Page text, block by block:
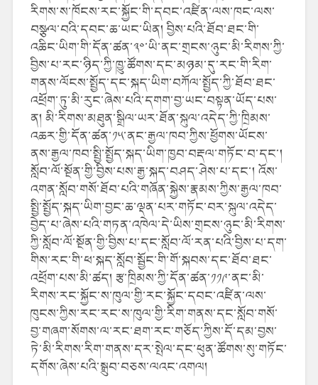
རིགས་ས་ཁོངས་རང་སྐྱོང་གི་དབང་འཛིན་ལས་ཁང་ལས་
བསྩལ་བའི་དབང་ཆ་ཡང་ཡིན། བྱིས་པའི་ཐོབ་ཐང་གི་
འཆིང་ཡིག་གི་དོན་ཚན་༣༠་ཡི་ནང་གྲངས་ཉུང་མི་རིགས་ཀྱི་
བྱིས་པ་རང་ཉིད་ཀྱི་ཁྱུ་ཚོགས་དང་མཉམ་དུ་རང་གི་རིག་
གནས་ལོངས་སྤྱོད་དང་སྐད་ཡིག་བཀོལ་སྤྱོད་ཀྱི་ཐོབ་ཐང་
འཕྲོག་ཏུ་མི་རུང་ཞེས་པའི་དགག་བྱ་ཡང་བསྟན་ཡོད་པས་
ན། མི་རིགས་མཐུན་སྒྲིལ་ཡར་ཐོན་སྐུལ་འདེད་ཀྱི་ཁྲིམས་
འཆར་གྱི་དོན་ཚན་༡༥་ནང་རྒྱལ་ཁབ་ཀྱིས་ཕྱོགས་ཡོངས་
ནས་རྒྱལ་ཁབ་སྤྱི་སྤྱོད་སྐད་ཡིག་ཁྱབ་བརྡལ་གཏོང་བ་དང་།
སློབ་ལོ་སྔོན་གྱི་བྱིས་པས་རྒྱ་སྐད་བཤད་ཤེས་པ་དང་། འོས་
འགན་སློབ་གསོ་ཐོབ་པའི་གཞོན་སྐྱེས་རྣམས་ཀྱིས་རྒྱལ་ཁབ་
སྤྱི་སྤྱོད་སྐད་ཡིག་བྱང་ཆ་ལྡན་པར་གཏོང་བར་སྐུལ་འདེད་
བྱེད་པ་ཞེས་པའི་གཏན་འཁེལ་དེ་ཡིས་གྲངས་ཉུང་མི་རིགས་
ཀྱི་སློབ་ལོ་སྔོན་གྱི་བྱིས་པ་དང་སློབ་ལོ་རན་པའི་བྱིས་པ་དག་
གིས་རང་གི་ཕ་སྐད་སློབ་སྦྱོང་གི་གོ་སྐབས་དང་ཐོབ་ཐང་
འཕྲོག་པས་མི་ཚད། རྩ་ཁྲིམས་ཀྱི་དོན་ཚན་༡༡༩་ནང་མི་
རིགས་རང་སྐྱོང་ས་ཁུལ་གྱི་རང་སྐྱོང་དབང་འཛིན་ལས་
ཁུངས་ཀྱིས་རང་རང་ས་ཁུལ་གྱི་རིག་གནས་དང་སློབ་གསོ་
བྱ་གཞག་སོགས་ལ་རང་ཐག་རང་གཅོད་ཀྱིས་དོ་དམ་བྱས་
ཏེ་མི་རིགས་རིག་གནས་དར་སྤེལ་དང་ཕུན་ཚོགས་སུ་གཏོང་
དགོས་ཞེས་པའི་སྒྲུབ་བཅས་ལའང་འགལ།